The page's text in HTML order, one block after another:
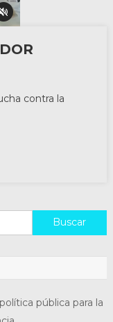
contra la
Buscar:
pública para la